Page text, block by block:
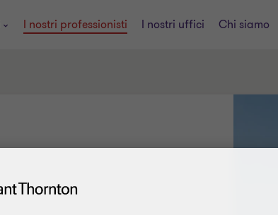
I nostri professionisti I nostri uffici Chi siamo